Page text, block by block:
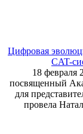
Цифровая
CAT-
18 февраля
посвященный
для
провела